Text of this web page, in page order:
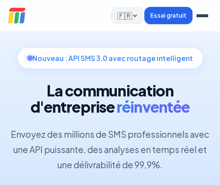
🇫🇷 Essai gratuit
Nouveau : API SMS 3.0 avec routage intelligent
La communication
d'entrepriseréinventée
Envoyez des millions de SMS professionnels avec
une API puissante, des analyses en temps réel et
une délivrabilité de 99,9%.